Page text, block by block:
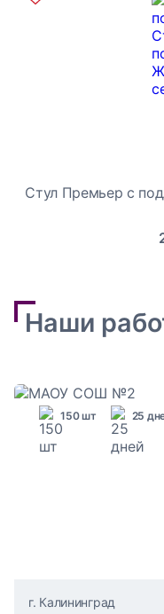
Стул Премьер с
Наши
150 шт 25
г. Калининград